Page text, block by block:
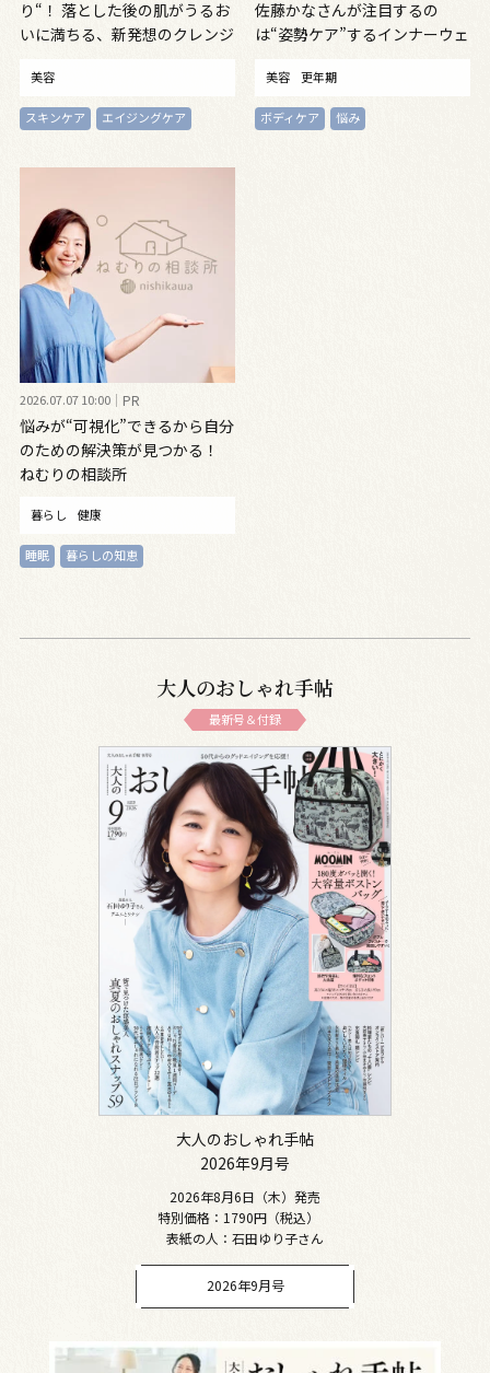
り“！ 落とした後の肌がうるお
いに満ちる、新発想のクレンジ
美容
スキンケア エイジングケア
佐藤かなさんが注目するの
は“姿勢ケア”するインナーウェ
美容 更年期
ボディケア 悩み
2026.07.07 10:00 PR
悩みが“可視化”できるから自分
のための解決策が見つかる！
ねむりの相談所
暮らし 健康
睡眠 暮らしの知恵
大人のおしゃれ手帖
最新号＆付録
大人のおしゃれ手帖
2026年9月号
2026年8月6日（木）発売
特別価格：1790円（税込）
表紙の人：石田ゆり子さん
2026年9月号